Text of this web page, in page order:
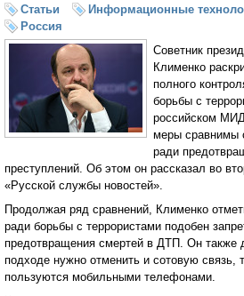
Статьи Информационные
Россия
Советник
Клименко
полного
борьбы с
российском
меры сравнимы
ради
преступлений. Об этом он рассказал во
«Русской службы новостей».
Продолжая ряд сравнений, Клименко
ради борьбы с террористами подобен
предотвращения смертей в ДТП. Он также
подходе нужно отменить и сотовую связь,
пользуются мобильными телефонами.